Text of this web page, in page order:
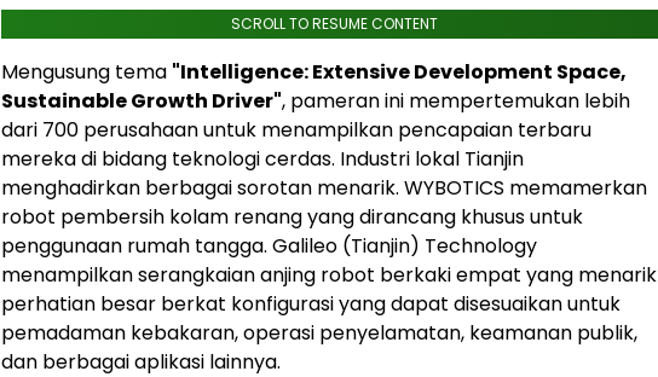
SCROLL TO RESUME CONTENT
Mengusung tema "Intelligence: Extensive Development Space,
Sustainable Growth Driver", pameran ini mempertemukan lebih
dari 700 perusahaan untuk menampilkan pencapaian terbaru
mereka di bidang teknologi cerdas. Industri lokal Tianjin
menghadirkan berbagai sorotan menarik. WYBOTICS memamerkan
robot pembersih kolam renang yang dirancang khusus untuk
penggunaan rumah tangga. Galileo (Tianjin) Technology
menampilkan serangkaian anjing robot berkaki empat yang menarik
perhatian besar berkat konfigurasi yang dapat disesuaikan untuk
pemadaman kebakaran, operasi penyelamatan, keamanan publik,
dan berbagai aplikasi lainnya.